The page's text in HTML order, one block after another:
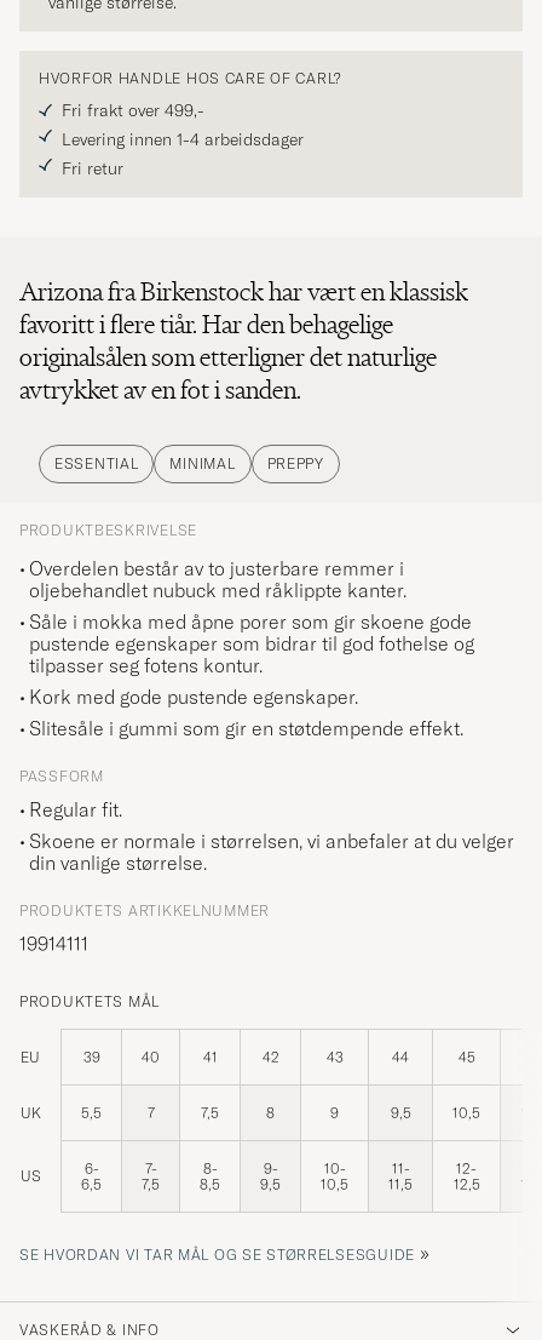
HVORFOR HANDLE HOS CARE OF CARL?
Fri frakt over 499,-
Levering innen 1-4 arbeidsdager
Fri retur
Arizona fra Birkenstock har vært en klassisk
favoritt i flere tiår. Har den behagelige
originalsålen som etterligner det naturlige
avtrykket av en fot i sanden.
ESSENTIAL MINIMAL PREPPY
PRODUKTBESKRIVELSE
Overdelen består av to justerbare remmer i
oljebehandlet nubuck med råklippte kanter.
Såle i mokka med åpne porer som gir skoene gode
pustende egenskaper som bidrar til god fothelse og
tilpasser seg fotens kontur.
Kork med gode pustende egenskaper.
Slitesåle i gummi som gir en støtdempende effekt.
PASSFORM
Regular fit.
Skoene er normale i størrelsen, vi anbefaler at du velger
din vanlige størrelse.
PRODUKTETS ARTIKKELNUMMER
19914111
PRODUKTETS MÅL
EU 39 40 41 42 43 44 45
UK 5,5 7 7,5 8 9 9,5 10,5
US
6-
6,5
7-
7,5
8-
8,5
9-
9,5
10-
10,5
11-
11,5
12-
12,5
SE HVORDAN VI TAR MÅL OG SE STØRRELSESGUIDE »
VASKERÅD & INFO